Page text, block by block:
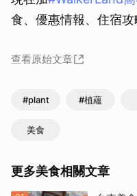
食、優惠情報、住宿
查看原始文章
#plant #植蘊
美食
更多美食相關文章